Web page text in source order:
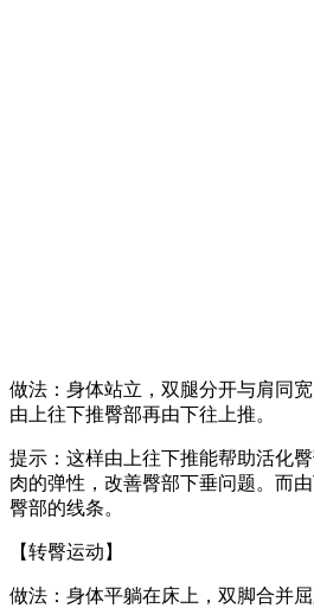
做法：身体站立，双腿分开与肩同
由上往下推臀部再由下往上推。
提示：这样由上往下推能帮助活化
肉的弹性，改善臀部下垂问题。而
臀部的线条。
【转臀运动】
做法：身体平躺在床上，双脚合并